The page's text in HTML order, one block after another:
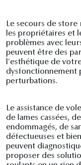
Le secours de
les propriétaires et
problèmes avec
peuvent être des
l'esthétique de
dysfonctionnement
perturbations.
Le assistance de
de lames cassées,
endommagés, de
défectueuses et
peuvent
proposer des